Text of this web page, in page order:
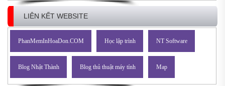
LIÊN KẾT WEBSITE
PhanMemInHoaDon.COM Học lập trình NT Software
Blog Nhật Thành Blog thủ thuật máy tính Map